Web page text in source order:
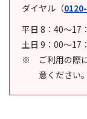
ダイヤル （
平日 8：40～17
土日 9：00～17
ご利用の際
意ください。